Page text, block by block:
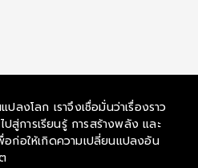
ลงโลก เราจึงเชื่อมั่นว่าเรื่องราว
สู่การเรียนรู้ การสร้างพลัง และ
อก่อให้เกิดความเปลี่ยนแปลงอัน